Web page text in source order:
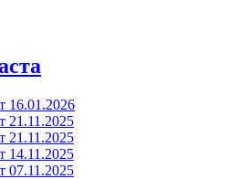
16.01.2026
21.11.2025
21.11.2025
14.11.2025
07.11.2025